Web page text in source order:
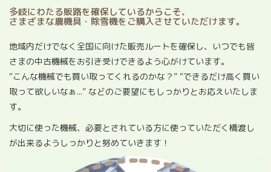
多岐にわたる販路を確保しているからこそ、
さまざまな農機具・除雪機をご購入させていただけます。
地域内だけでなく全国に向けた販売ルートを確保し、いつでも皆
さまの中古機械をお引き受けできるよう心がけています。
“こんな機械でも買い取ってくれるのかな？” “できるだけ高く買い
取って欲しいなぁ...” などのご要望にもしっかりとお応えいたしま
す。
大切に使った機械、必要とされている方に使っていただく橋渡し
が出来るようしっかりと努めていきます！